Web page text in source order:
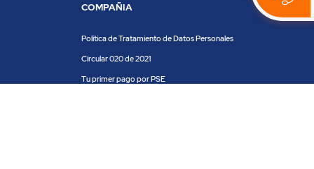
COMPAÑIA
Política de Tratamiento de Datos Personales
Circular 020 de 2021
Tu primer pago por PSE